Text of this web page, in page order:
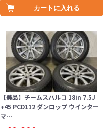
カートに入れる
【美品】チームスパルコ 18in 7.5J
+45 PCD112 ダンロップ ウインター
マ…